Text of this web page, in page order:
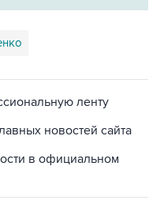
ленту
новостей сайта
в официальном